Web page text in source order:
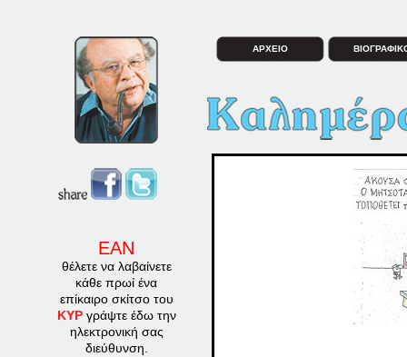
ΕΑΝ
θέλετε να λαβαίνετε
κάθε πρωί ένα
επίκαιρο σκίτσο του
ΚΥΡγράψτε έδω την
ηλεκτρονική σας
διεύθυνση.
ΑΡΧΕΙΟ